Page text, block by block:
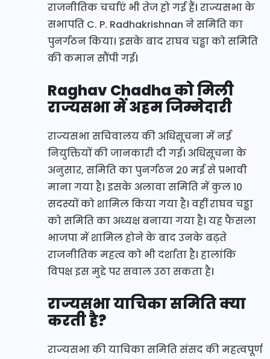
राजनीतिक चर्चाएं भी तेज हो गई हैं। राज्यसभा के
सभापति C. P. Radhakrishnan ने समिति का
पुनर्गठन किया। इसके बाद राघव चड्ढा को समिति
की कमान सौंपी गई।
Raghav Chadha को मिली
राज्यसभा में अहम जिम्मेदारी
राज्यसभा सचिवालय की अधिसूचना में नई
नियुक्तियों की जानकारी दी गई। अधिसूचना के
अनुसार, समिति का पुनर्गठन 20 मई से प्रभावी
माना गया है। इसके अलावा समिति में कुल 10
सदस्यों को शामिल किया गया है। वहीं राघव चड्ढा
को समिति का अध्यक्ष बनाया गया है। यह फैसला
भाजपा में शामिल होने के बाद उनके बढ़ते
राजनीतिक महत्व को भी दर्शाता है। हालांकि
विपक्ष इस मुद्दे पर सवाल उठा सकता है।
राज्यसभा याचिका समिति क्या
करती है?
राज्यसभा की याचिका समिति संसद की महत्वपूर्ण